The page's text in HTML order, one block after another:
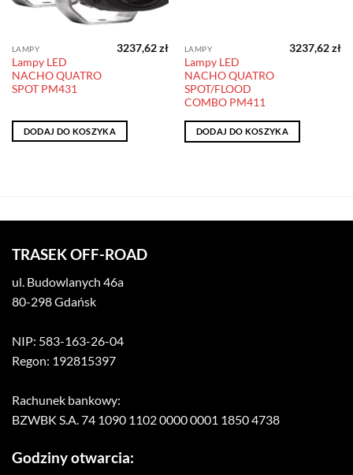
LAMPY
Lampy LED
NACHO QUATRO
SPOT PM431
3237,62zł
DODAJ DO KOSZYKA
LAMPY
Lampy LED
NACHO QUATRO
SPOT/FLOOD
COMBO PM411
3237,62zł
DODAJ DO KOSZYKA
TRASEK OFF-ROAD
ul. Budowlanych 46a
80-298 Gdańsk
NIP: 583-163-26-04
Regon: 192815397
Rachunek bankowy:
BZWBK S.A. 74 1090 1102 0000 0001 1850 4738
Godziny otwarcia: